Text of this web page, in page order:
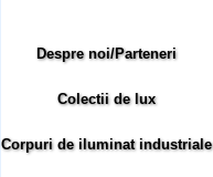
Despre noi/Parteneri
Colectii de lux
Corpuri de iluminat industriale